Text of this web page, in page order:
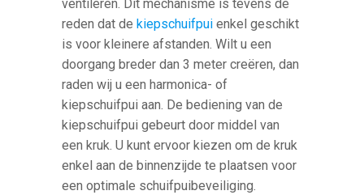
ventileren. Dit mechanisme is tevens de
reden dat de kiepschuifpui enkel geschikt
is voor kleinere afstanden. Wilt u een
doorgang breder dan 3 meter creëren, dan
raden wij u een harmonica- of
kiepschuifpui aan. De bediening van de
kiepschuifpui gebeurt door middel van
een kruk. U kunt ervoor kiezen om de kruk
enkel aan de binnenzijde te plaatsen voor
een optimale schuifpuibeveiliging.